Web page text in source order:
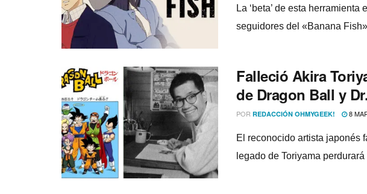
La ‘beta’ de esta
seguidores del «Banana
Falleció Akira
de Dragon Ball y
POR REDACCIÓN OHMYGEEK! 8
El reconocido artista japonés
legado de Toriyama